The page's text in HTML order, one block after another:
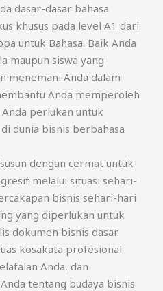
dasar-dasar bahasa
khusus pada level A1 dari
untuk Bahasa. Baik Anda
maupun siswa yang
menemani Anda dalam
Anda memperoleh
perlukan untuk
dunia bisnis berbahasa
dengan cermat untuk
melalui situasi sehari-
bisnis sehari-hari
yang diperlukan untuk
dokumen bisnis dasar.
kosakata profesional
Anda, dan
tentang budaya bisnis